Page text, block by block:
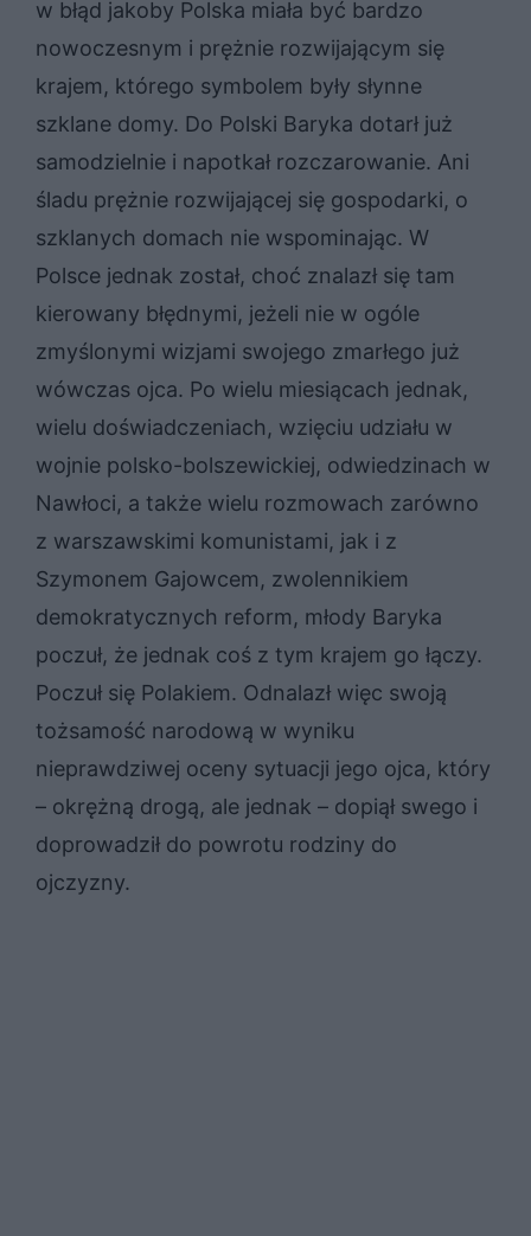
w błąd jakoby Polska miała być bardzo
nowoczesnym i prężnie rozwijającym się
krajem, którego symbolem były słynne
szklane domy. Do Polski Baryka dotarł już
samodzielnie i napotkał rozczarowanie. Ani
śladu prężnie rozwijającej się gospodarki, o
szklanych domach nie wspominając. W
Polsce jednak został, choć znalazł się tam
kierowany błędnymi, jeżeli nie w ogóle
zmyślonymi wizjami swojego zmarłego już
wówczas ojca. Po wielu miesiącach jednak,
wielu doświadczeniach, wzięciu udziału w
wojnie polsko-bolszewickiej, odwiedzinach w
Nawłoci, a także wielu rozmowach zarówno
z warszawskimi komunistami, jak i z
Szymonem Gajowcem, zwolennikiem
demokratycznych reform, młody Baryka
poczuł, że jednak coś z tym krajem go łączy.
Poczuł się Polakiem. Odnalazł więc swoją
tożsamość narodową w wyniku
nieprawdziwej oceny sytuacji jego ojca, który
– okrężną drogą, ale jednak – dopiął swego i
doprowadził do powrotu rodziny do
ojczyzny.